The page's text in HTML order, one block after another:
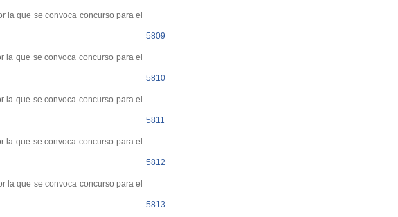
la que se convoca concurso para el
5809
la que se convoca concurso para el
5810
la que se convoca concurso para el
5811
la que se convoca concurso para el
5812
la que se convoca concurso para el
5813